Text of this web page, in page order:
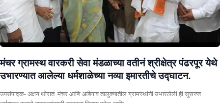
मंचर ग्रामस्थ वारकरी सेवा मंडळाच्या वतीनं श्रीक्षेत्र पंढरपूर येथे
उभारण्यात आलेल्या धर्मशाळेच्या नव्या इमारतीचे उद्घाटन.
उपसंपादक- अक्षय थोरात मंचर आणि आंबेगाव तालुक्यातील ग्रामस्थांनी उभारलेली ही सुसज्ज